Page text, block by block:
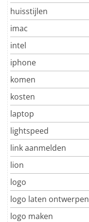
huisstijlen
imac
intel
iphone
komen
kosten
laptop
lightspeed
link aanmelden
lion
logo
logo laten ontwerpen
logo maken